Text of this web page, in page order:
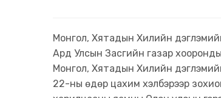
Монгол, Хятадын Хилийн
Ард Улсын Засгийн газар
Монгол, Хятадын Хилийн
22-ны өдөр цахим хэлбэрээр